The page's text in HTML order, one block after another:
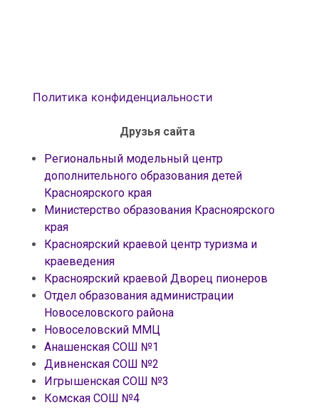
Политика конфиденциальности
Друзья сайта
Региональный модельный центр
дополнительного образования детей
Красноярского края
Министерство образования Красноярского
края
Красноярский краевой центр туризма и
краеведения
Красноярский краевой Дворец пионеров
Отдел образования администрации
Новоселовского района
Новоселовский ММЦ
Анашенская СОШ №1
Дивненская СОШ №2
Игрышенская СОШ №3
Комская СОШ №4